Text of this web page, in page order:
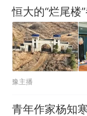
恒大的“烂尾楼
豫主播
青年作家杨知